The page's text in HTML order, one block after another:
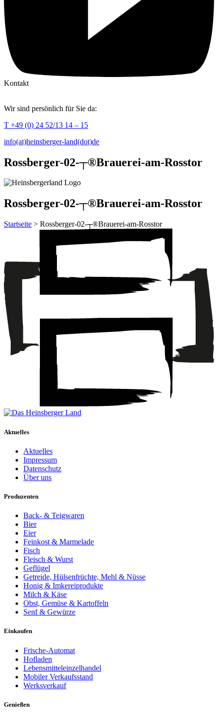
Kontakt
Wir sind persönlich für Sie da:
T +49 (0) 24 52/13 14 – 15
info(at)heinsberger-land(dot)de
Rossberger-02-┬®Brauerei-am-Rosstor
Rossberger-02-┬®Brauerei-am-Rosstor
Startseite > Rossberger-02-┬®Brauerei-am-Rosstor
Aktuelles
Aktuelles
Impressum
Datenschutz
Über uns
Produzenten
Back- & Teigwaren
Bier
Eier
Feinkost & Marmelade
Fisch
Fleisch & Wurst
Geflügel
Getreide, Hülsenfrüchte, Mehl & Nüsse
Honig & Imkereiprodukte
Milch & Käse
Obst, Gemüse & Kartoffeln
Senf & Gewürze
Einkaufen
Frische-Automat
Hofladen
Lebensmitteleinzelhandel
Mobiler Verkaufsstand
Werksverkauf
Genießen